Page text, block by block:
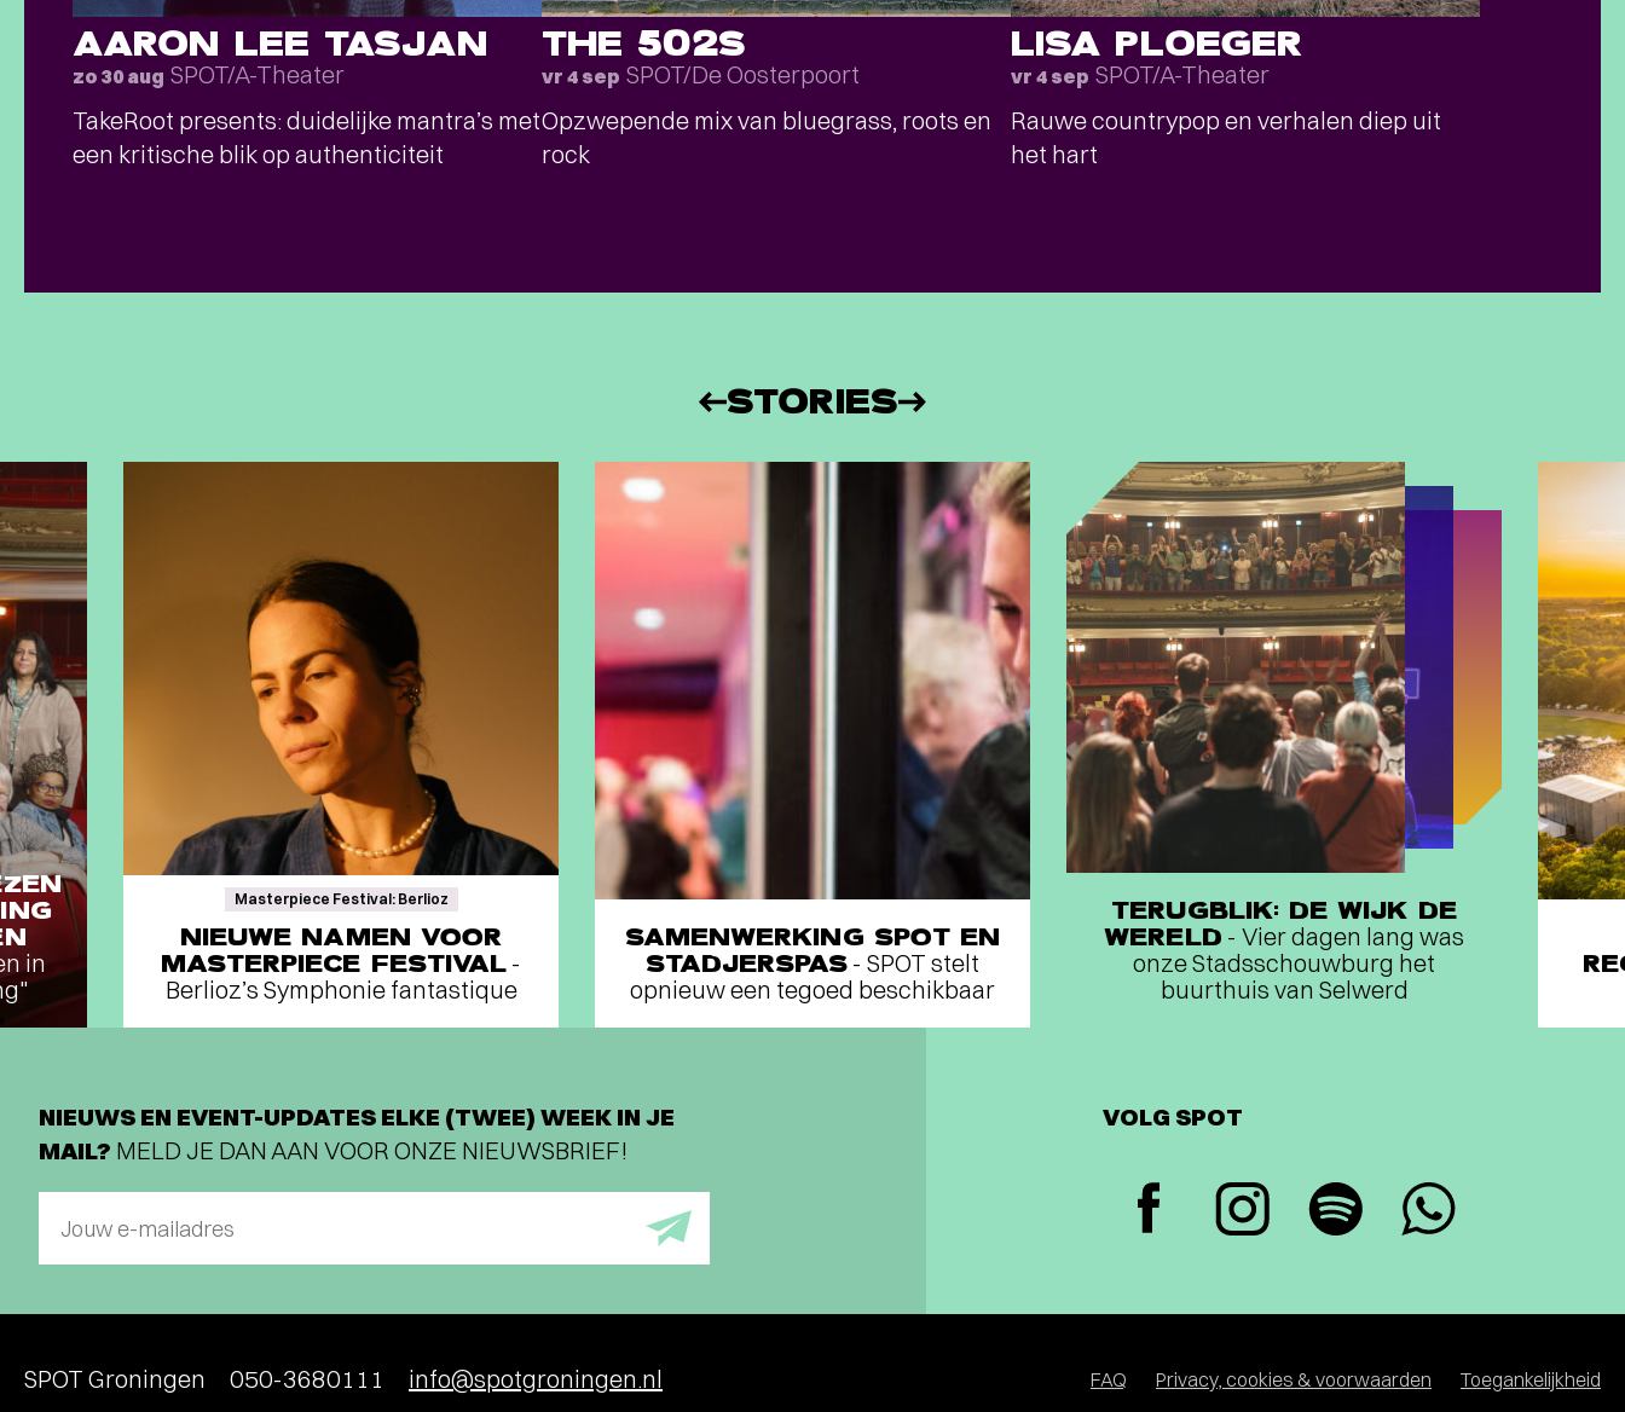
AARON LEE TASJAN
zo 30 aug SPOT/A-Theater
TakeRoot presents: duidelijke mantra’s met
een kritische blik op authenticiteit
THE 502S
vr 4 sep SPOT/De Oosterpoort
Opzwepende mix van bluegrass, roots en
rock
LISA PLOEGER
vr 4 sep SPOT/A-Theater
Rauwe countrypop en verhalen diep uit
het hart
STORIES
in
Masterpiece Festival: Berlioz
NIEUWE NAMEN VOOR
MASTERPIECE FESTIVAL -
Berlioz’s Symphonie fantastique
SAMENWERKING SPOT EN
STADJERSPAS - SPOT stelt
opnieuw een tegoed beschikbaar
TERUGBLIK: DE WIJK DE
WERELD - Vier dagen lang was
onze Stadsschouwburg het
buurthuis van Selwerd
NIEUWS EN EVENT-UPDATES ELKE (TWEE) WEEK IN JE
MAIL? MELD JE DAN AAN VOOR ONZE NIEUWSBRIEF!
Jouw e-mailadres
VOLG SPOT
SPOT Groningen 050-3680111 info@spotgroningen.nl FAQ Privacy, cookies & voorwaarden Toegankelijkheid